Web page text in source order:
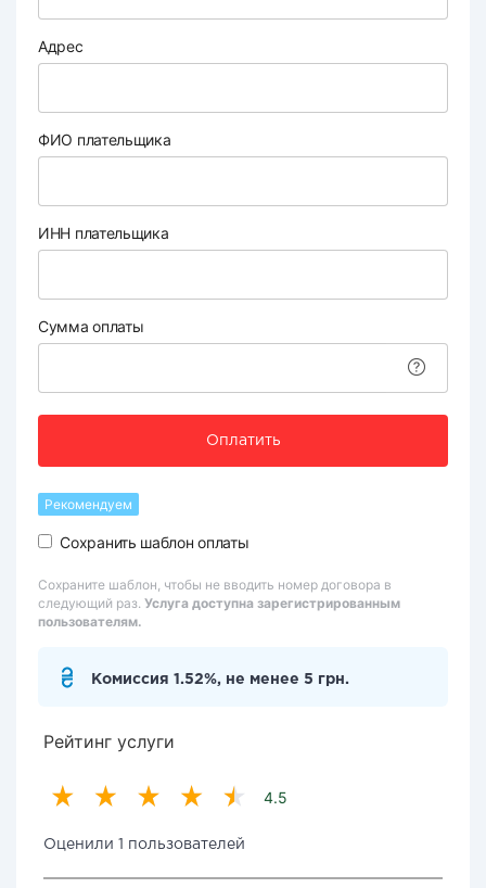
Адрес
ФИО плательщика
ИНН плательщика
Сумма оплаты
Оплатить
Рекомендуем
Сохранить шаблон оплаты
Сохраните шаблон, чтобы не вводить номер договора в
следующий раз. Услуга доступна зарегистрированным
пользователям.
Комиссия 1.52%, не менее 5 грн.
Рейтинг услуги
4.5
Оценили 1 пользователей